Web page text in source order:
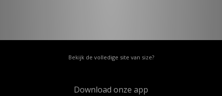
Bekijk de volledige site van size?
Download onze app